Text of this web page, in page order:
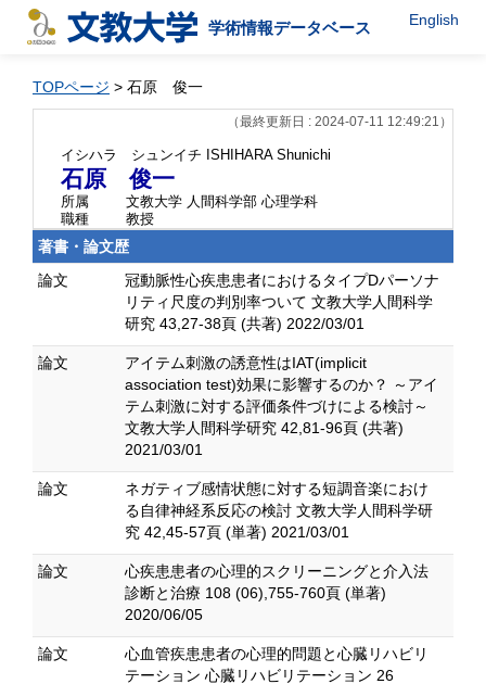
学術情報データベース English
TOPページ > 石原 俊一
（最終更新日 : 2024-07-11 12:49:21）
イシハラ シュンイチ ISHIHARA Shunichi
石原 俊一
所属
文教大学 人間科学部 心理学科
職種
教授
著書・論文歴
論文
冠動脈性心疾患患者におけるタイプDパーソナ
リティ尺度の判別率ついて 文教大学人間科学
研究 43,27-38頁 (共著) 2022/03/01
論文
アイテム刺激の誘意性はIAT(implicit
association test)効果に影響するのか？ ～アイ
テム刺激に対する評価条件づけによる検討～
文教大学人間科学研究 42,81-96頁 (共著)
2021/03/01
論文
ネガティブ感情状態に対する短調音楽におけ
る自律神経系反応の検討 文教大学人間科学研
究 42,45-57頁 (単著) 2021/03/01
論文
心疾患患者の心理的スクリーニングと介入法
診断と治療 108 (06),755-760頁 (単著)
2020/06/05
論文
心血管疾患患者の心理的問題と心臓リハビリ
テーション 心臓リハビリテーション 26